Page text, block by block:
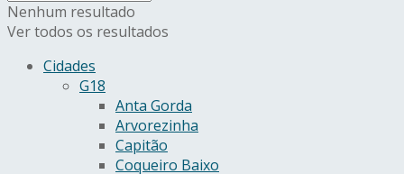
Nenhum resultado
Ver todos os resultados
Cidades
G18
Anta Gorda
Arvorezinha
Capitão
Coqueiro Baixo